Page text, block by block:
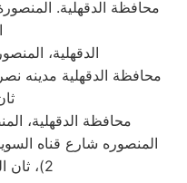
الدقهلية، المنصورة (قسم
محافظة الدقهلية، المنصورة
المنصوره شارع قناه
2)، ثان المنصورة، الدقهلية